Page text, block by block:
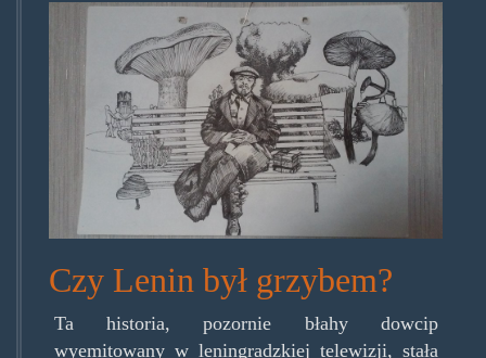
d8d10u4.jpg
Czy Lenin był grzybem?
Ta historia, pozornie błahy dowcip
wyemitowany w leningradzkiej telewizji, stała